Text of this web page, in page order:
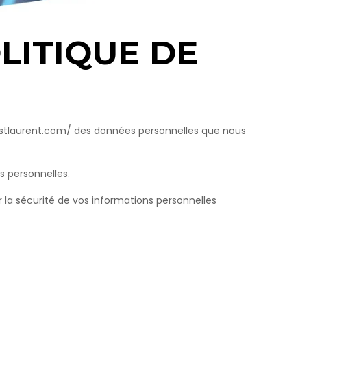
DE
des données personnelles que nous
personnelles.
sécurité de vos informations personnelles